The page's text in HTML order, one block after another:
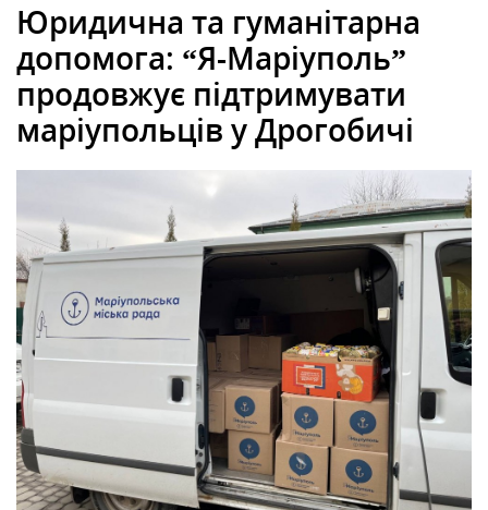
Юридична та гуманітарна
допомога: “Я-Маріуполь”
продовжує підтримувати
маріупольців у Дрогобичі
ПРО РАЙОН
ДОКУМЕНТИ
МІЖНАРОДНА СПІВПРАЦЯ
ТУРИСТУ
МЕДІА
КОНТАКТИ